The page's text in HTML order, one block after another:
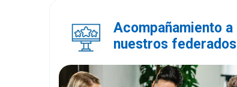
Acompañamiento a
nuestros federados